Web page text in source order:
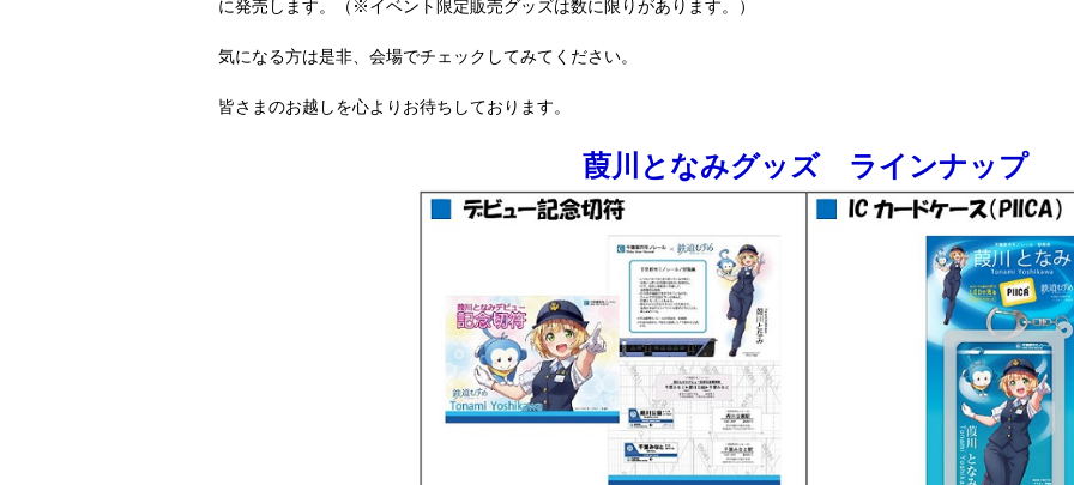
に発売します。（※イベント限定販売グッズは数に限りがあります。）
気になる方は是非、会場でチェックしてみてください。
皆さまのお越しを心よりお待ちしております。
葭川となみグッズ ラインナップ